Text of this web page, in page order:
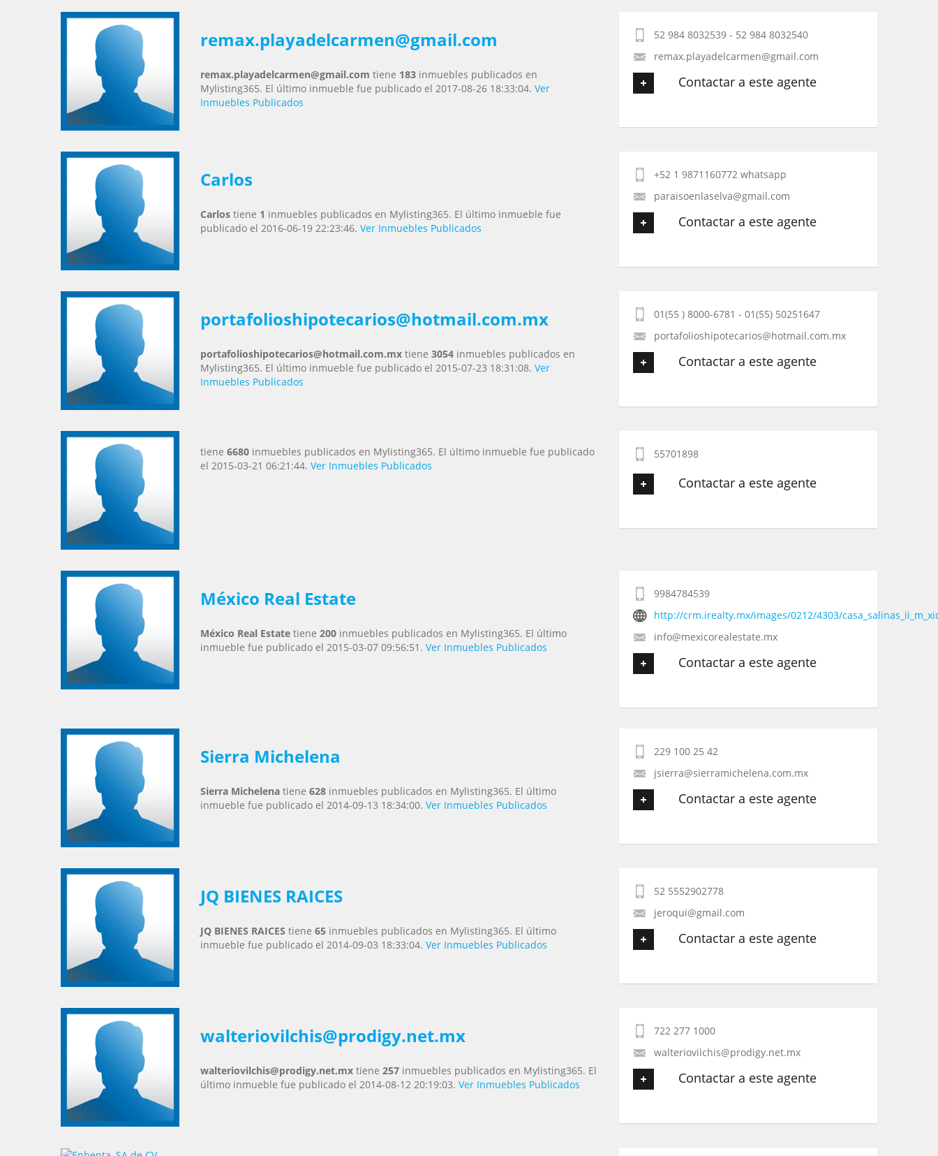
Tu Email*
Tu Teléfono
remax.playadelcarmen@gmail.com
remax.playadelcarmen@gmail.com tiene 183 inmuebles publicados en
Mylisting365. El último inmueble fue publicado el 2017-08-26 18:33:04. Ver
Inmuebles Publicados
52 984 8032539 - 52 984 8032540
remax.playadelcarmen@gmail.com
Contactar a este agente
Tu Email*
Tu Teléfono
Carlos
Carlos tiene 1 inmuebles publicados en Mylisting365. El último inmueble fue
publicado el 2016-06-19 22:23:46. Ver Inmuebles Publicados
+52 1 9871160772 whatsapp
paraisoenlaselva@gmail.com
Contactar a este agente
Tu Email*
Tu Teléfono
portafolioshipotecarios@hotmail.com.mx
portafolioshipotecarios@hotmail.com.mx tiene 3054 inmuebles publicados en
Mylisting365. El último inmueble fue publicado el 2015-07-23 18:31:08. Ver
Inmuebles Publicados
01(55 ) 8000-6781 - 01(55) 50251647
portafolioshipotecarios@hotmail.com.mx
Contactar a este agente
Tu Email*
tiene 6680 inmuebles publicados en Mylisting365. El último inmueble fue publicado
el 2015-03-21 06:21:44. Ver Inmuebles Publicados
55701898
Contactar a este agente
Tu Mensaje
México Real Estate
México Real Estate tiene 200 inmuebles publicados en Mylisting365. El último
inmueble fue publicado el 2015-03-07 09:56:51. Ver Inmuebles Publicados
9984784539
http://crm.irealty.mx/images/0212/4303/
info@mexicorealestate.mx
Contactar a este agente
Tu Teléfono
Sierra Michelena
Sierra Michelena tiene 628 inmuebles publicados en Mylisting365. El último
inmueble fue publicado el 2014-09-13 18:34:00. Ver Inmuebles Publicados
229 100 25 42
jsierra@sierramichelena.com.mx
Contactar a este agente
Tu Email*
Tu Teléfono
JQ BIENES RAICES
JQ BIENES RAICES tiene 65 inmuebles publicados en Mylisting365. El último
inmueble fue publicado el 2014-09-03 18:33:04. Ver Inmuebles Publicados
52 5552902778
jeroqui@gmail.com
Contactar a este agente
Tu Email *
Tu Teléfono
walteriovilchis@prodigy.net.mx
walteriovilchis@prodigy.net.mx tiene 257 inmuebles publicados en Mylisting365. El
último inmueble fue publicado el 2014-08-12 20:19:03. Ver Inmuebles Publicados
722 277 1000
walteriovilchis@prodigy.net.mx
Contactar a este agente